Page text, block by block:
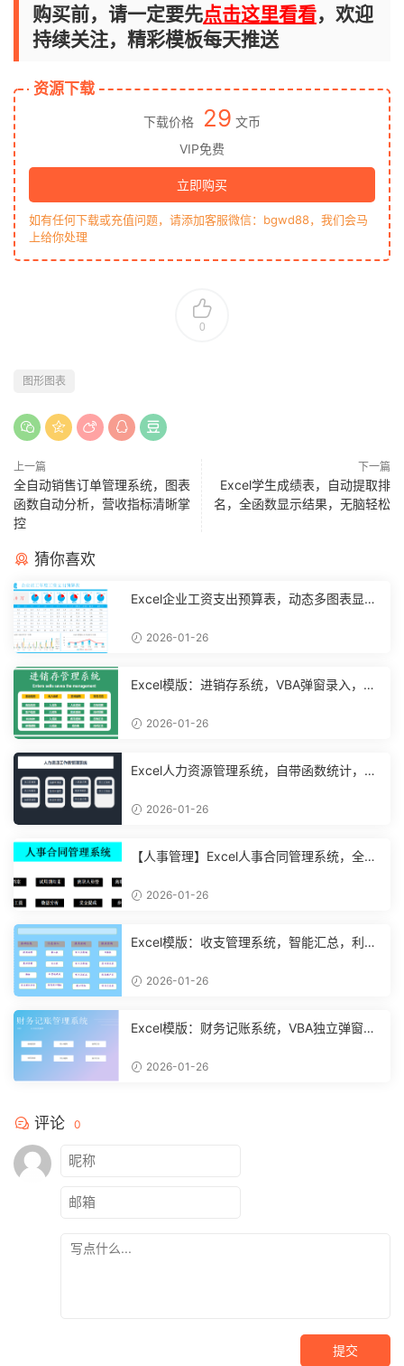
购买前，请一定要先点击这里看看，欢迎
持续关注，精彩模板每天推送
资源下载
下载价格 29 文币
VIP免费
立即购买
如有任何下载或充值问题，请添加客服微信：bgwd88，我们会马
上给你处理
0
图形图表
上一篇
全自动销售订单管理系统，图表
函数自动分析，营收指标清晰掌
控
下一篇
Excel学生成绩表，自动提取排
名，全函数显示结果，无脑轻松
猜你喜欢
Excel企业工资支出预算表，动态多图表显
2026-01-26
Excel模版：进销存系统，VBA弹窗录入，智
2026-01-26
Excel人力资源管理系统，自带函数统计，功
2026-01-26
【人事管理】Excel人事合同管理系统，全函
2026-01-26
Excel模版：收支管理系统，智能汇总，利润
2026-01-26
Excel模版：财务记账系统，VBA独立弹窗，
2026-01-26
评论 0
提交